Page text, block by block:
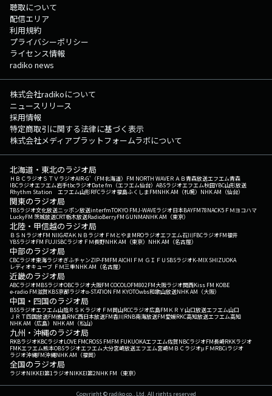
聴取について
配信エリア
利用規約
プライバシーポリシー
ライセンス情報
radiko news
株式会社radikoについて
ニュースリリース
採用情報
特定商取引に関する法律に基づく表示
株式会社メディアプラットフォームラボについて
北海道・東北のラジオ局
ＨＢＣラジオＳＴＶラジオAIR-G'（FM北海道） FM NORTH WAVEＲＡＢ青森放送エフエム青森
IBCラジオエフエム岩手tbcラジオDate fm（エフエム仙台） ABSラジオエフエム秋田YBC山形放送
Rhythm Station エフエム山形RFCラジオ福島ふくしまFMNHK AM（札幌） NHK AM（仙台）
関東のラジオ局
TBSラジオ文化放送ニッポン放送interfmTOKYO FMJ-WAVEラジオ日本BAYFM78NACK5 ＦＭヨコハマ
LuckyFM 茨城放送CRT栃木放送RadioBerryFM GUNMANHK AM（東京）
北陸・甲信越のラジオ局
ＢＳＮラジオFM NIIGATAＫＮＢラジオ ＦＭとやまMROラジオエフエム石川FBCラジオFM福井
YBSラジオFM FUJISBCラジオ ＦＭ長野NHK AM（東京） NHK AM（名古屋）
中部のラジオ局
CBCラジオ東海ラジオぎふチャンZIP-FMFM AICHI ＦＭ ＧＩＦＵ SBSラジオK-MIX SHIZUOKA
レディオキューブ ＦＭ三重NHK AM（名古屋）
近畿のラジオ局
ABCラジオMBSラジオOBCラジオ大阪FM COCOLOFM802FM大阪ラジオ関西Kiss FM KOBE
e-radio FM滋賀KBS京都ラジオα-STATION FM KYOTOwbs和歌山放送NHK AM（大阪）
中国・四国のラジオ局
BSSラジオエフエム山陰ＲＳＫラジオ ＦＭ岡山RCCラジオ広島FM ＫＲＹ山口放送エフエム山口
ＪＲＴ四国放送FM徳島RNC西日本放送FM香川RNB南海放送FM愛媛RKC高知放送エフエム高知
NHK AM（広島） NHK AM（松山）
九州・沖縄のラジオ局
RKBラジオKBCラジオLOVE FMCROSS FMFM FUKUOKAエフエム佐賀NBCラジオFM長崎RKKラジオ
FMKエフエム熊本OBSラジオエフエム大分宮崎放送エフエム宮崎ＭＢＣラジオμＦＭRBCiラジオ
ラジオ沖縄FM沖縄NHK AM（福岡）
全国のラジオ局
ラジオNIKKEI第1ラジオNIKKEI第2NHK FM（東京）
Copyright © radiko co., Ltd. All rights reserved